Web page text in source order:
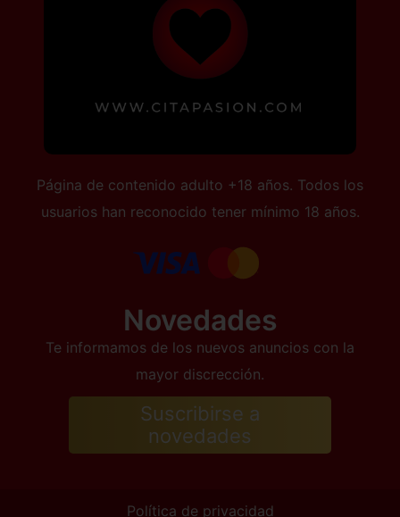
Página de contenido adulto +18 años. Todos los
usuarios han reconocido tener mínimo 18 años.
Novedades
Te informamos de los nuevos anuncios con la
mayor discrección.
Suscribirse a
novedades
Política de privacidad